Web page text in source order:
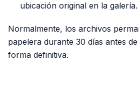
ubicación original en la galería.
Normalmente, los archivos
papelera durante 30 días antes
forma definitiva.